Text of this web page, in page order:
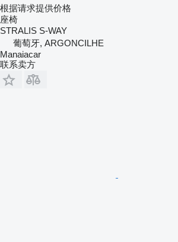
根据请求提供价格
座椅
STRALIS S-WAY
葡萄牙, ARGONCILHE
Manaiacar
联系卖方